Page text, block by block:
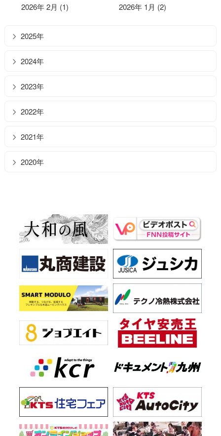
2026年 2月 (1) 2026年 1月 (2)
2025年
2024年
2023年
2022年
2021年
2020年